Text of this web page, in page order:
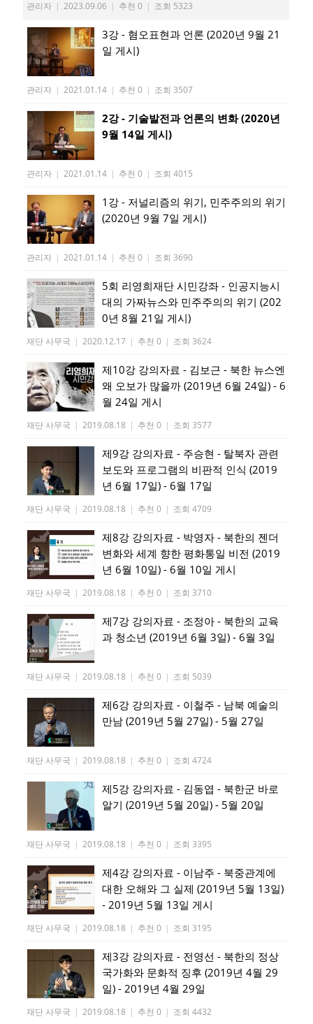
관리자 | 2023.09.06 | 추천 0 | 조회 5323
3강 - 혐오표현과 언론 (2020년 9월 21
일 게시)
관리자 | 2021.01.14 | 추천 0 | 조회 3507
2강 - 기술발전과 언론의 변화 (2020년
9월 14일 게시)
관리자 | 2021.01.14 | 추천 0 | 조회 4015
1강 - 저널리즘의 위기, 민주주의의 위기
(2020년 9월 7일 게시)
관리자 | 2021.01.14 | 추천 0 | 조회 3690
5회 리영희재단 시민강좌 - 인공지능시
대의 가짜뉴스와 민주주의의 위기 (202
0년 8월 21일 게시)
재단 사무국 | 2020.12.17 | 추천 0 | 조회 3624
제10강 강의자료 - 김보근 - 북한 뉴스엔
왜 오보가 많을까 (2019년 6월 24일) - 6
월 24일 게시
재단 사무국 | 2019.08.18 | 추천 0 | 조회 3577
제9강 강의자료 - 주승현 - 탈북자 관련
보도와 프로그램의 비판적 인식 (2019
년 6월 17일) - 6월 17일
재단 사무국 | 2019.08.18 | 추천 0 | 조회 4709
제8강 강의자료 - 박영자 - 북한의 젠더
변화와 세계 향한 평화통일 비전 (2019
년 6월 10일) - 6월 10일 게시
재단 사무국 | 2019.08.18 | 추천 0 | 조회 3710
제7강 강의자료 - 조정아 - 북한의 교육
과 청소년 (2019년 6월 3일) - 6월 3일
재단 사무국 | 2019.08.18 | 추천 0 | 조회 5039
제6강 강의자료 - 이철주 - 남북 예술의
만남 (2019년 5월 27일) - 5월 27일
재단 사무국 | 2019.08.18 | 추천 0 | 조회 4724
제5강 강의자료 - 김동엽 - 북한군 바로
알기 (2019년 5월 20일) - 5월 20일
재단 사무국 | 2019.08.18 | 추천 0 | 조회 3395
제4강 강의자료 - 이남주 - 북중관계에
대한 오해와 그 실제 (2019년 5월 13일)
- 2019년 5월 13일 게시
재단 사무국 | 2019.08.18 | 추천 0 | 조회 3195
제3강 강의자료 - 전영선 - 북한의 정상
국가화와 문화적 징후 (2019년 4월 29
일) - 2019년 4월 29일
재단 사무국 | 2019.08.18 | 추천 0 | 조회 4432